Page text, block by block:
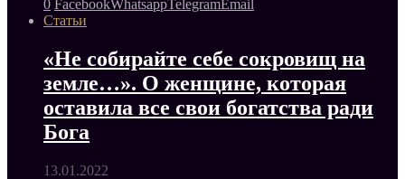
0 FacebookWhatsappTelegramEmail
Статьи
«Не собирайте себе сокровищ на
земле…». О женщине, которая
оставила все свои богатства ради
Бога
13.01.2022